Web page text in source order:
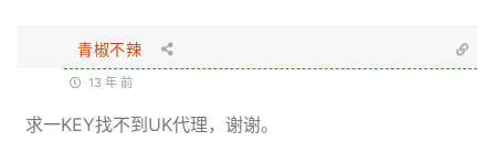
青椒不辣
13 年 前
求一KEY找不到UK代理，谢谢。